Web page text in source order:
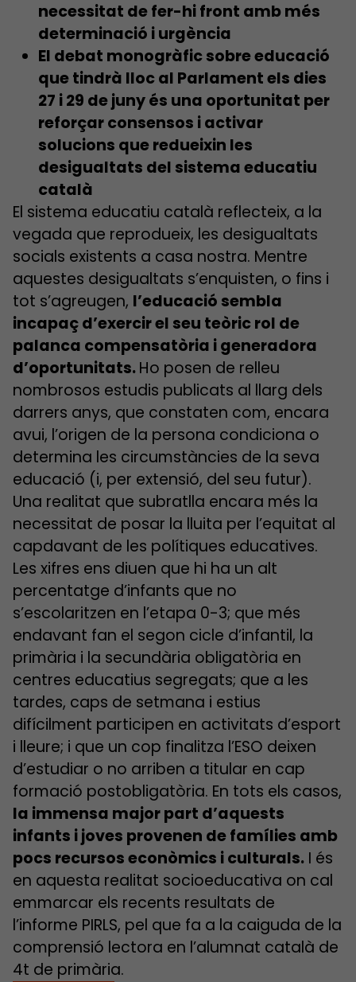
necessitat de fer-hi front amb més
determinació i urgència
El debat monogràfic sobre educació
que tindrà lloc al Parlament els dies
27 i 29 de juny és una oportunitat per
reforçar consensos i activar
solucions que redueixin les
desigualtats del sistema educatiu
català
El sistema educatiu català reflecteix, a la
vegada que reprodueix, les desigualtats
socials existents a casa nostra. Mentre
aquestes desigualtats s’enquisten, o fins i
tot s’agreugen, l’educació sembla
incapaç d’exercir el seu teòric rol de
palanca compensatòria i generadora
d’oportunitats.Ho posen de relleu
nombrosos estudis publicats al llarg dels
darrers anys, que constaten com, encara
avui, l’origen de la persona condiciona o
determina les circumstàncies de la seva
educació (i, per extensió, del seu futur).
Una realitat que subratlla encara més la
necessitat de posar la lluita per l’equitat al
capdavant de les polítiques educatives.
Les xifres ens diuen que hi ha un alt
percentatge d’infants que no
s’escolaritzen en l’etapa 0-3; que més
endavant fan el segon cicle d’infantil, la
primària i la secundària obligatòria en
centres educatius segregats; que a les
tardes, caps de setmana i estius
difícilment participen en activitats d’esport
i lleure; i que un cop finalitza l’ESO deixen
d’estudiar o no arriben a titular en cap
formació postobligatòria. En tots els casos,
la immensa major part d’aquests
infants i joves provenen de famílies amb
pocs recursos econòmics i culturals. I és
en aquesta realitat socioeducativa on cal
emmarcar els recents resultats de
l’informe PIRLS, pel que fa a la caiguda de la
comprensió lectora en l’alumnat català de
4t de primària.